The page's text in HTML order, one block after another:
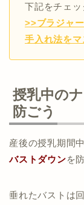
下記をチェッ
>>ブラジャ
手入れ法をマ
授乳中の
防ごう
産後の授乳期間
バストダウンを
垂れたバストは